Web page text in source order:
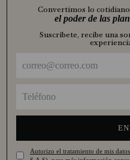
Convertimos lo
el poder de las
Suscríbete, recibe una
Autorizo el tratamiento de mis